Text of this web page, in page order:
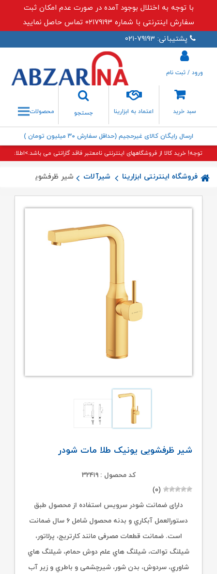
با توجه به اختلال بوجود آمده در صورت عدم امکان ثبت
سفارش اینترنتی با شماره ۰۲۱۷۹۱۹۳ تماس حاصل نمایید
پشتیبانی: ۷۹۱۹۳-۰۲۱
سبد خرید اعتماد به ابزارینا
جستجو
جستجو
ورود / ثبت نام
محصولات
ارسال رایگان کالای غیرحجیم (حداقل سفارش ۳۰ میلیون تومان )
توجه! خرید کالا از فروشگاههای اینترنتی نامعتبر فاقد گارانتی می باشد.>اطلاعات
فروشگاه اینترنتی ابزارینا شیرآلات شیر ظرفشویی یونیک
شیر ظرفشویی یونیک طلا مات شودر
کد محصول : ۳۲۴۱۹
(۰)
دارای ضمانت شودر سرویس استفاده از محصول طبق
دستورالعمل آبکاري و بدنه محصول شامل ۶ سال ضمانت
است. ضمانت قطعات مصرفی مانند کارتریج، پرلاتور،
شیلنگ توالت، شیلنگ هاي علم دوش حمام، شیلنگ هاي
شاوري، سردوش، بدن شور، شیرچشمی و باطري و زیر آب